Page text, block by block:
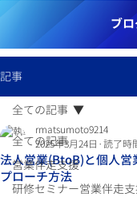
ブ
記事
全ての記事
営業伴走支援
研修セミナー営業伴走
全ての記事
法人営業(BtoB)と個人
プローチ方法
rmatsumoto9214
2025年3月24日 読了時